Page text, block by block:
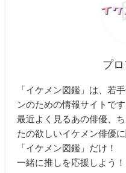
プ
「イケメン図鑑」は、若
ンのための情報サイトです
最近よく見るあの俳優、
たの欲しいイケメン俳優
「イケメン図鑑」だけ！
一緒に推しを応援しよう！